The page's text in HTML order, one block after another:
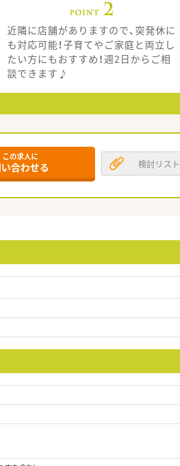
近隣に店舗がありますので、突発休に
も対応可能！子育てやご家庭と両立し
たい方にもおすすめ！週2日からご相
談できます♪
この求人に
合わせる 検討リス